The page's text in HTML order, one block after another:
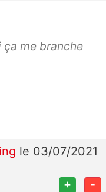
ça me branche
le 03/07/2021
+ -